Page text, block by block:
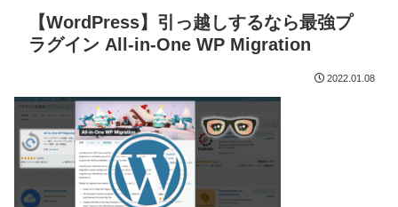
【WordPress】引っ越しするなら最強プ
ラグイン All-in-One WP Migration
2022.01.08